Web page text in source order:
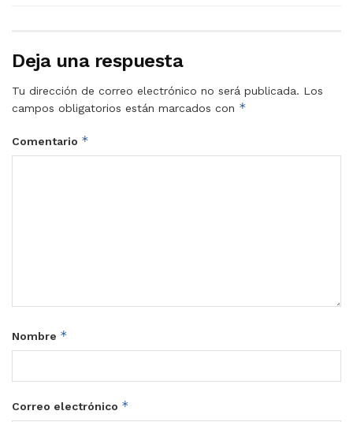
Deja una respuesta
Tu dirección de correo electrónico no será publicada. Los
campos obligatorios están marcados con *
Comentario *
Nombre *
Correo electrónico *